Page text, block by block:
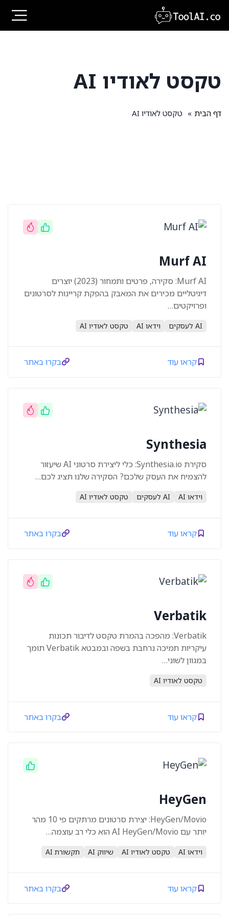
to
content
טקסט לאודיו AI
דף הבית » טקסט לאודיו AI
Murf AI
Murf AI: סקירה, פרטים ותמחור (2023) יוצרים
דיגיטליים מכירים את המאבק בהפקת קריינות לסרטונים
ופרויקטים…
AI לעסקים וידאו AI טקסט לאודיו AI
קראו עוד בקרו באתר
Synthesia
סקירת Synthesia.io: כלי ליצירת סרטוני AI שיעזור
להצמיח את העסק שלכם? הסקירה שלנו תציג לכם…
וידאו AI AI לעסקים טקסט לאודיו AI
קראו עוד בקרו באתר
Verbatik
Verbatik: מהפכה בהמרת טקסט לדיבור תכונות
עיקריות תמיכה נרחבת בשפה ובמבטא Verbatik תומך
במגוון לשוני…
טקסט לאודיו AI
קראו עוד בקרו באתר
HeyGen
HeyGen/Movio: יצירת סרטונים מרתקים פי 10 מהר
יותר עם AI HeyGen/Movio הוא כלי רב עוצמה…
וידאו AI טקסט לאודיו AI שיווק AI תקשורת AI
קראו עוד בקרו באתר